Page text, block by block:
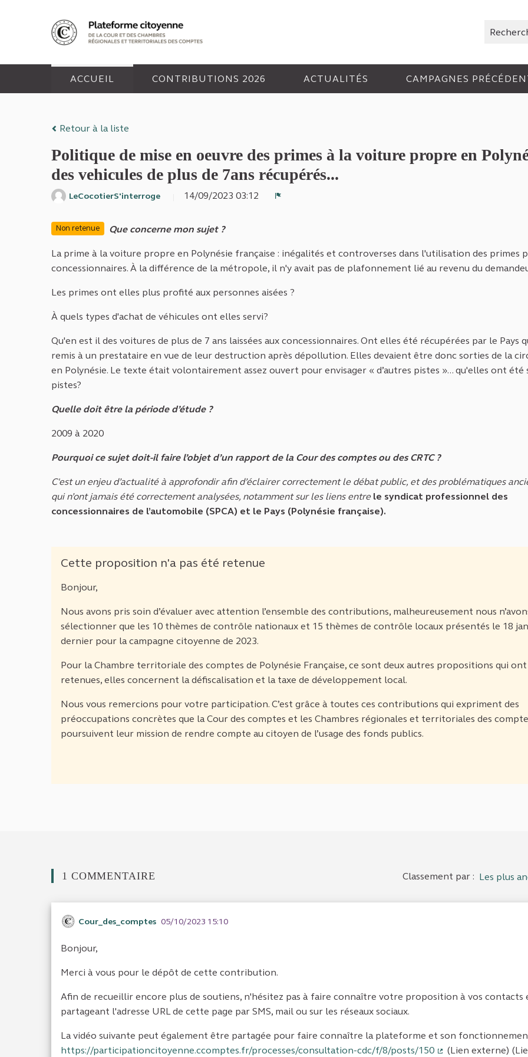
Rechercher
ACCUEIL CONTRIBUTIONS 2026 ACTUALITÉS CAMPAGNES
Retour à la liste
Politique de mise en oeuvre des primes à la voiture propre en
des vehicules de plus de 7ans récupérés...
LeCocotierS'interroge
14/09/2023 03:12
Non retenue Que concerne mon sujet ?
La prime à la voiture propre en Polynésie française : inégalités et controverses dans l'utilisation des primes
concessionnaires. À la différence de la métropole, il n'y avait pas de plafonnement lié au revenu du
Les primes ont elles plus profité aux personnes aisées ?
À quels types d'achat de véhicules ont elles servi?
Qu'en est il des voitures de plus de 7 ans laissées aux concessionnaires. Ont elles été récupérées par le Pays
remis à un prestataire en vue de leur destruction après dépollution. Elles devaient être donc sorties de la
en Polynésie. Le texte était volontairement assez ouvert pour envisager « d’autres pistes »... qu'elles ont été
pistes?
Quelle doit être la période d’étude ?
2009 à 2020
Pourquoi ce sujet doit-il faire l’objet d’un rapport de la Cour des comptes ou des CRTC ?
C'est un enjeu d’actualité à approfondir afin d’éclairer correctement le débat public, et des problématiques
qui n’ont jamais été correctement analysées, notamment sur les liens entre le syndicat professionnel des
concessionnaires de l’automobile (SPCA) et le Pays (Polynésie française).
Cette proposition n'a pas été retenue
Bonjour,
Nous avons pris soin d’évaluer avec attention l’ensemble des contributions, malheureusement nous
sélectionner que les 10 thèmes de contrôle nationaux et 15 thèmes de contrôle locaux présentés le 18
dernier pour la campagne citoyenne de 2023.
Pour la Chambre territoriale des comptes de Polynésie Française, ce sont deux autres propositions qui
retenues, elles concernent la défiscalisation et la taxe de développement local.
Nous vous remercions pour votre participation. C’est grâce à toutes ces contributions qui expriment des
préoccupations concrètes que la Cour des comptes et les Chambres régionales et territoriales des
poursuivent leur mission de rendre compte au citoyen de l’usage des fonds publics.
1 COMMENTAIRE Classement par : Les plus
Cour_des_comptes 05/10/2023 15:10
Bonjour,
Merci à vous pour le dépôt de cette contribution.
Afin de recueillir encore plus de soutiens, n'hésitez pas à faire connaître votre proposition à vos contacts
partageant l'adresse URL de cette page par SMS, mail ou sur les réseaux sociaux.
La vidéo suivante peut également être partagée pour faire connaître la plateforme et son
https://participationcitoyenne.ccomptes.fr/processes/consultation-cdc/f/8/posts/150
(Lien externe)